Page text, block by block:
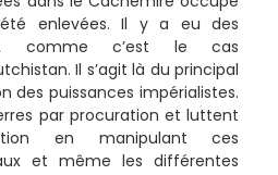
été enlevées. Il y a eu des
comme c’est le cas
Il s’agit là du principal
des puissances impérialistes.
par procuration et luttent
en manipulant ces
et même les différentes